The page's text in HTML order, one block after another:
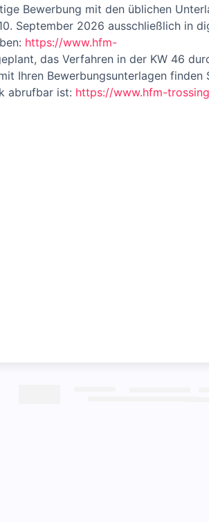
Bewerbung mit den üblichen
September 2026 ausschließlich in
https://www.hfm-
das Verfahren in der KW 46
Ihren Bewerbungsunterlagen finden
abrufbar ist: https://www.hfm-